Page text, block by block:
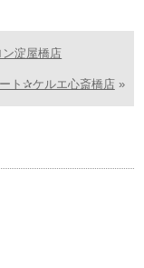
淀屋橋店
ト✰ケルエ心斎橋店»